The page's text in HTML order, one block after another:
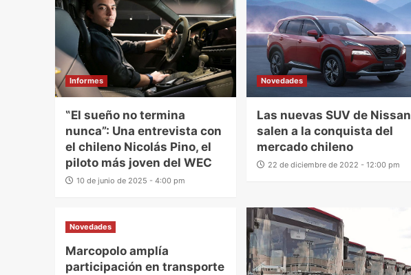
Informes
‟El sueño no termina
nunca”: Una entrevista con
el chileno Nicolás Pino, el
piloto más joven del WEC
10 de junio de 2025 - 4:00 pm
Novedades
Las nuevas SUV de Nissan
salen a la conquista del
mercado chileno
22 de diciembre de 2022 - 12:00 pm
Novedades
Marcopolo amplía
participación en transporte